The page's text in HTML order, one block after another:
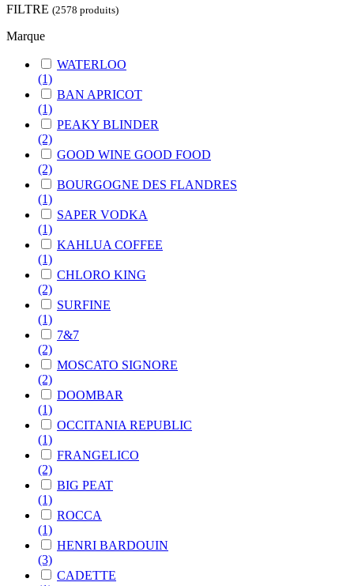
FILTRE (2578 produits)
Marque
WATERLOO
(1)
BAN APRICOT
(1)
PEAKY BLINDER
(2)
GOOD WINE GOOD FOOD
(2)
BOURGOGNE DES FLANDRES
(1)
SAPER VODKA
(1)
KAHLUA COFFEE
(1)
CHLORO KING
(2)
SURFINE
(1)
7&7
(2)
MOSCATO SIGNORE
(2)
DOOMBAR
(1)
OCCITANIA REPUBLIC
(1)
FRANGELICO
(2)
BIG PEAT
(1)
ROCCA
(1)
HENRI BARDOUIN
(3)
CADETTE